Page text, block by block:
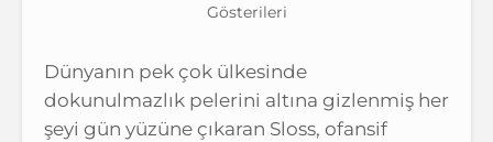
Gösterileri
Dünyanın pek çok ülkesinde
dokunulmazlık pelerini altına gizlenmiş her
şeyi gün yüzüne çıkaran Sloss, ofansif